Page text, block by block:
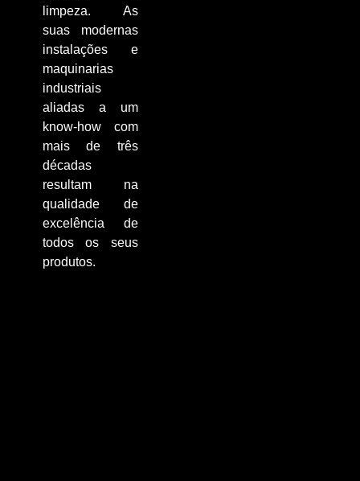
limpeza. As
suas modernas
instalações e
maquinarias
industriais
aliadas a um
know-how com
mais de três
décadas
resultam na
qualidade de
excelência de
todos os seus
produtos.